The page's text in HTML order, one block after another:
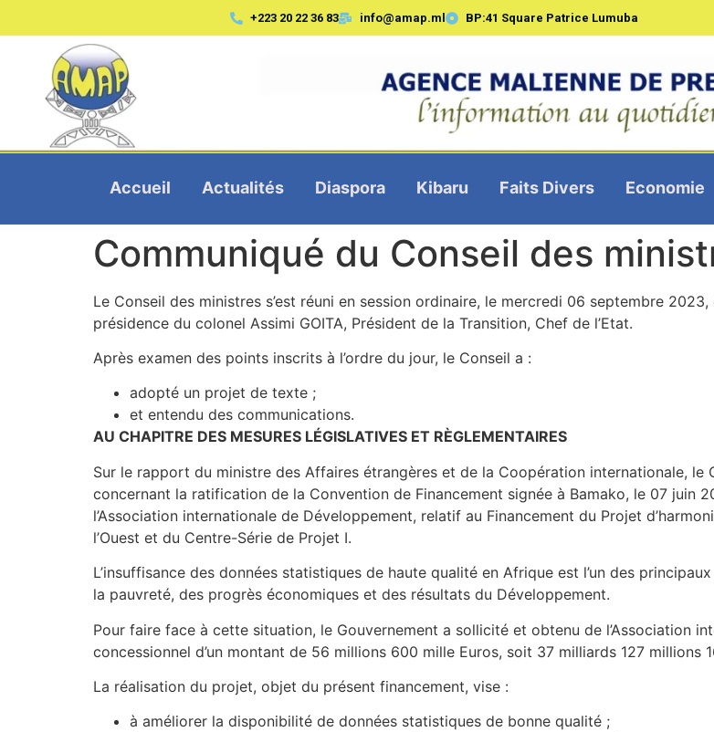
+223 20 22 36 83 info@amap.ml BP:41 Square Patrice Lumuba
Accueil Actualités Diaspora Kibaru Faits Divers Economie
Communiqué du Conseil des
Le Conseil des ministres s’est réuni en session ordinaire, le mercredi 06 septembre
présidence du colonel Assimi GOITA, Président de la Transition, Chef de l’Etat.
Après examen des points inscrits à l’ordre du jour, le Conseil a :
adopté un projet de texte ;
et entendu des communications.
AU CHAPITRE DES MESURES LÉGISLATIVES ET RÈGLEMENTAIRES
Sur le rapport du ministre des Affaires étrangères et de la Coopération internationale,
concernant la ratification de la Convention de Financement signée à Bamako, le 07 juin
l’Association internationale de Développement, relatif au Financement du Projet
l’Ouest et du Centre-Série de Projet I.
L’insuffisance des données statistiques de haute qualité en Afrique est l’un des
la pauvreté, des progrès économiques et des résultats du Développement.
Pour faire face à cette situation, le Gouvernement a sollicité et obtenu de l’Association
concessionnel d’un montant de 56 millions 600 mille Euros, soit 37 milliards 127 millions
La réalisation du projet, objet du présent financement, vise :
à améliorer la disponibilité de données statistiques de bonne qualité ;